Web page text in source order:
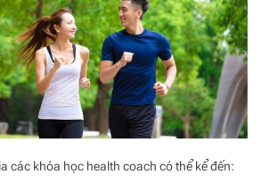
các khóa học health coach có thể kể đến: